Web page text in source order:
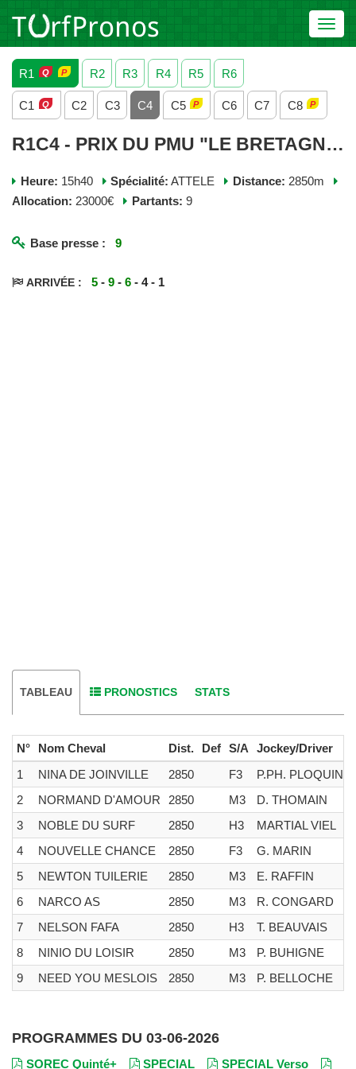
R1
R2 R3 R4 R5 R6
C1 C2 C3 C4 C5 C6 C7 C8
R1C4 - PRIX DU PMU "LE BRETAGNE" - MERCREDI 03 JUIN 2026
Heure: 15h40 Spécialité: ATTELE Distance: 2850m
Allocation: 23000€ Partants: 9
Base presse : 9
ARRIVÉE : 5 -9 -6 - 4 - 1
TABLEAU PRONOSTICS STATS
N° Nom Cheval Dist. Def S/A Jockey/Driver
1
NINA DE JOINVILLE 2850 F3 P.PH. PLOQUIN
2
NORMAND D'AMOUR 2850 M3 D. THOMAIN
3
NOBLE DU SURF 2850 H3 MARTIAL VIEL
4
NOUVELLE CHANCE 2850 F3 G. MARIN
5
NEWTON TUILERIE 2850 M3 E. RAFFIN
6
NARCO AS 2850 M3 R. CONGARD
7
NELSON FAFA 2850 H3 T. BEAUVAIS
8
NINIO DU LOISIR 2850 M3 P. BUHIGNE
9
NEED YOU MESLOIS 2850 M3 P. BELLOCHE
PROGRAMMES DU 03-06-2026
SOREC Quinté+ SPECIAL SPECIAL Verso